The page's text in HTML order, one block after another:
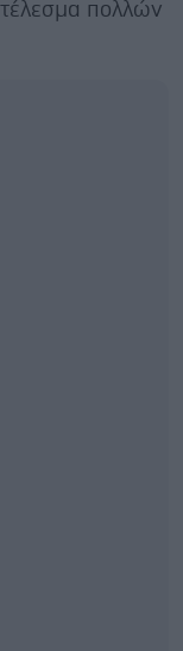
πολλών